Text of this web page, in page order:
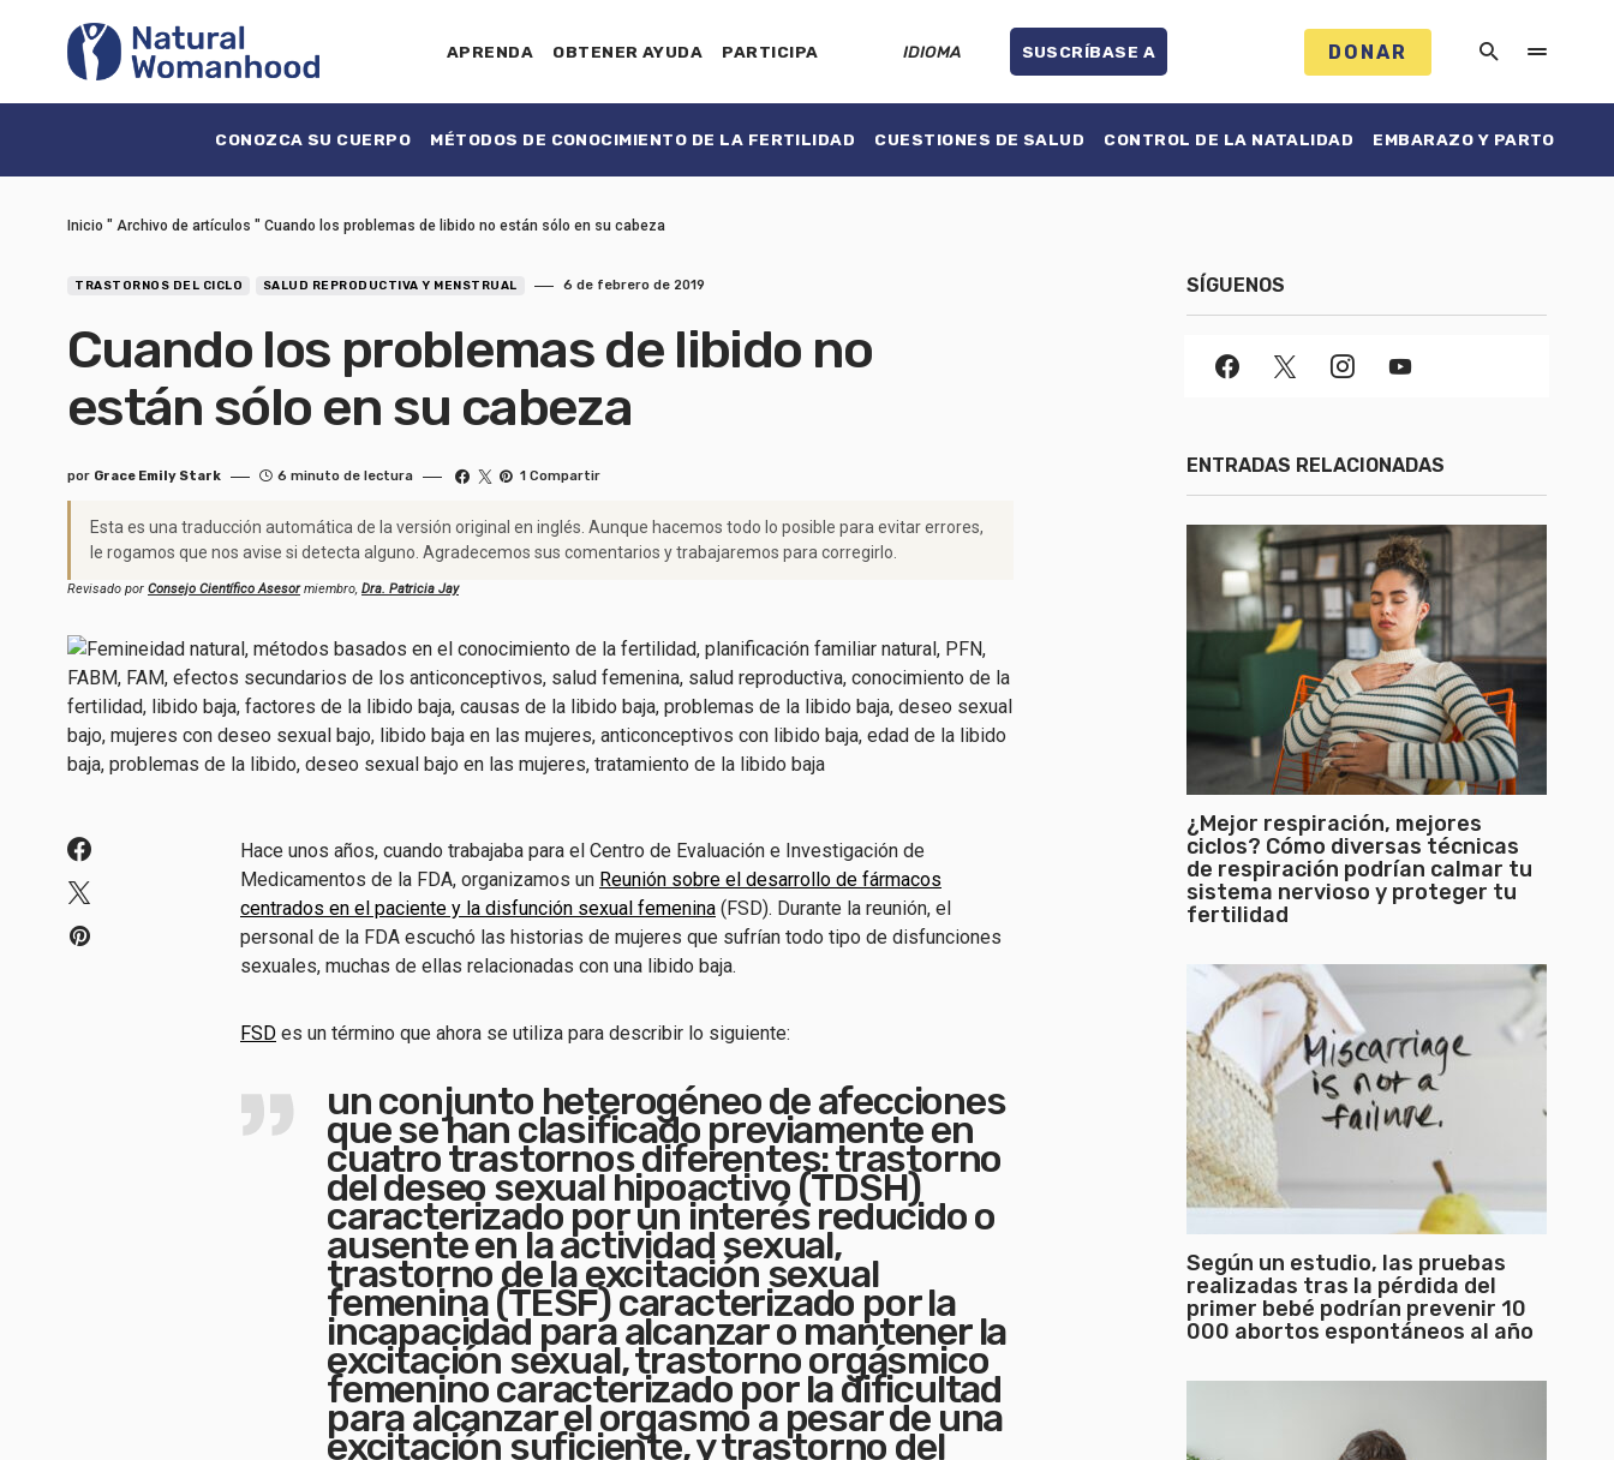
APRENDA OBTENER AYUDA PARTICIPA IDIOMA SUSCRÍBASE A DONAR
CONOZCA SU CUERPO MÉTODOS DE CONOCIMIENTO DE LA FERTILIDAD CUESTIONES DE SALUD CONTROL DE LA NATALIDAD EMBARAZO Y PARTO
Inicio " Archivo de artículos " Cuando los problemas de libido no están sólo en su cabeza
TRASTORNOS DEL CICLO SALUD REPRODUCTIVA Y MENSTRUAL 6 de febrero de 2019
Cuando los problemas de libido no
están sólo en su cabeza
por Grace Emily Stark 6 minuto de lectura 1 Compartir
Esta es una traducción automática de la versión original en inglés. Aunque hacemos todo lo posible para evitar errores,
le rogamos que nos avise si detecta alguno. Agradecemos sus comentarios y trabajaremos para corregirlo.
Revisado por Consejo Científico Asesormiembro, Dra. Patricia Jay
Hace unos años, cuando trabajaba para el Centro de Evaluación e Investigación de
Medicamentos de la FDA, organizamos un Reunión sobre el desarrollo de fármacos
centrados en el paciente y la disfunción sexual femenina (FSD). Durante la reunión, el
personal de la FDA escuchó las historias de mujeres que sufrían todo tipo de disfunciones
sexuales, muchas de ellas relacionadas con una libido baja.
FSD es un término que ahora se utiliza para describir lo siguiente:
un conjunto heterogéneo de afecciones
que se han clasificado previamente en
cuatro trastornos diferentes: trastorno
del deseo sexual hipoactivo (TDSH)
caracterizado por un interés reducido o
ausente en la actividad sexual,
trastorno de la excitación sexual
femenina (TESF) caracterizado por la
incapacidad para alcanzar o mantener la
excitación sexual, trastorno orgásmico
femenino caracterizado por la dificultad
para alcanzar el orgasmo a pesar de una
excitación suficiente, y trastorno del
SÍGUENOS
ENTRADAS RELACIONADAS
¿Mejor respiración, mejores
ciclos? Cómo diversas técnicas
de respiración podrían calmar tu
sistema nervioso y proteger tu
fertilidad
Según un estudio, las pruebas
realizadas tras la pérdida del
primer bebé podrían prevenir 10
000 abortos espontáneos al año